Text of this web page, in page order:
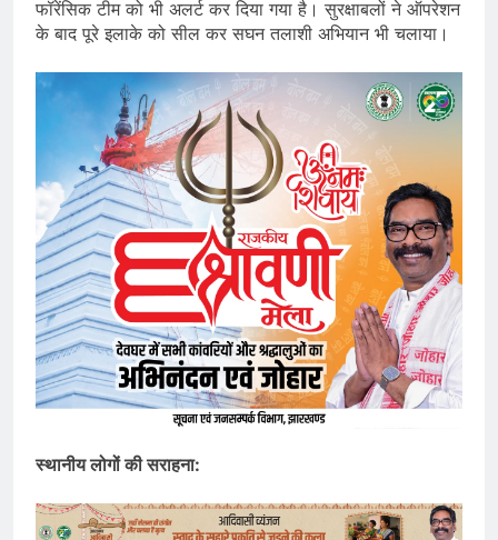
फॉरेंसिक टीम को भी अलर्ट कर दिया गया है। सुरक्षाबलों ने ऑपरेशन
के बाद पूरे इलाके को सील कर सघन तलाशी अभियान भी चलाया।
स्थानीय लोगों की सराहना: